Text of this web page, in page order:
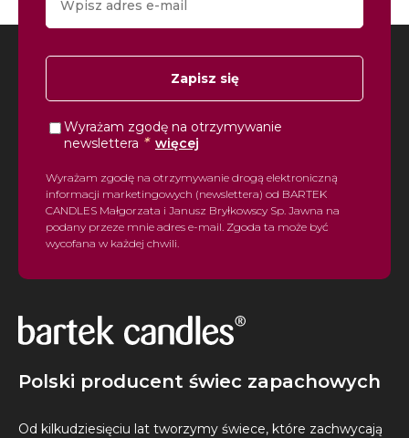
Zapisz się
Wyrażam zgodę na otrzymywanie
newslettera * więcej
Wyrażam zgodę na otrzymywanie drogą elektroniczną
informacji marketingowych (newslettera) od BARTEK
CANDLES Małgorzata i Janusz Bryłkowscy Sp. Jawna na
podany przeze mnie adres e-mail. Zgoda ta może być
wycofana w każdej chwili.
Polski producent świec zapachowych
Od kilkudziesięciu lat tworzymy świece, które zachwycają